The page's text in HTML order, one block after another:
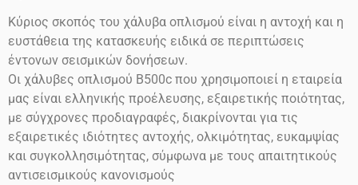
Κύριος σκοπός του χάλυβα οπλισμού είναι η αντοχή και η
ευστάθεια της κατασκευής ειδικά σε περιπτώσεις
έντονων σεισμικών δονήσεων.
Οι χάλυβες οπλισμού Β500c που χρησιμοποιεί η εταιρεία
μας είναι ελληνικής προέλευσης, εξαιρετικής ποιότητας,
με σύγχρονες προδιαγραφές, διακρίνονται για τις
εξαιρετικές ιδιότητες αντοχής, ολκιμότητας, ευκαμψίας
και συγκολλησιμότητας, σύμφωνα με τους απαιτητικούς
αντισεισμικούς κανονισμούς